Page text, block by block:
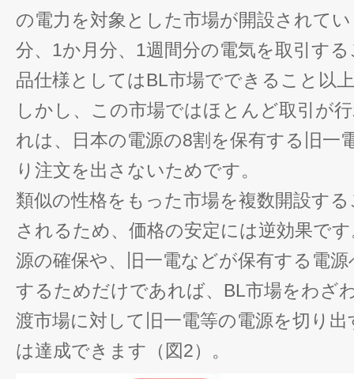
の電力を対象とした市場が開設されて
分、1か月分、1週間分の電気を取引す
品仕様としてはBL市場でできること以
しかし、この市場ではほとんど取引が
れは、日本の電源の8割を保有する旧一
り注文を出さないためです。
類似の性格をもった市場を複数開設す
されるため、価格の安定には逆効果で
源の確保や、旧一電などが保有する電
するためだけであれば、BL市場をわざ
渡市場に対して旧一電等の電源を切り
は達成できます（図2）。